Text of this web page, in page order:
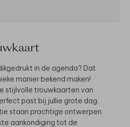
in de agenda? Dat
manier bekend maken!
stijlvolle trouwkaarten van
past bij jullie grote dag.
staan prachtige ontwerpen
aankondiging tot de